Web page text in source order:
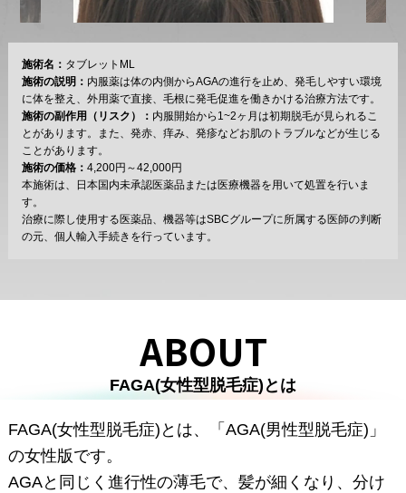
施術名： タブレットML
施術の説明： 内服薬は体の内側からAGAの進行を止め、発毛しやすい環境
に体を整え、外用薬で直接、毛根に発毛促進を働きかける治療方法です。
施術の副作用（リスク）： 内服開始から1~2ヶ月は初期脱毛が見られるこ
とがあります。また、発赤、痒み、発疹などお肌のトラブルなどが生じる
ことがあります。
施術の価格： 4,200円～42,000円
本施術は、日本国内未承認医薬品または医療機器を用いて処置を行いま
す。
治療に際し使用する医薬品、機器等はSBCグループに所属する医師の判断
の元、個人輸入手続きを行っています。
ABOUT
FAGA(女性型脱毛症)とは
FAGA(女性型脱毛症)とは、「AGA(男性型脱毛症)」
の女性版です。
AGAと同じく進行性の薄毛で、髪が細くなり、分け